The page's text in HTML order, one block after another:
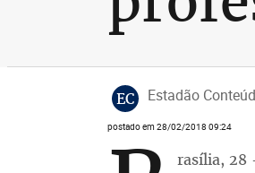
EC Estadão
postado em 28/02/2018 09:24
rasília, 28